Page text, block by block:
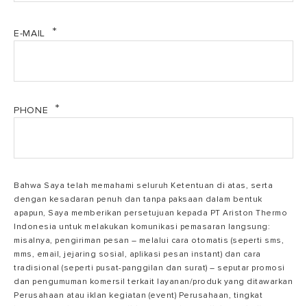
E-MAIL
PHONE
Bahwa Saya telah memahami seluruh Ketentuan di atas, serta
dengan kesadaran penuh dan tanpa paksaan dalam bentuk
apapun, Saya memberikan persetujuan kepada PT Ariston Thermo
Indonesia untuk melakukan komunikasi pemasaran langsung:
misalnya, pengiriman pesan – melalui cara otomatis (seperti sms,
mms, email, jejaring sosial, aplikasi pesan instant) dan cara
tradisional (seperti pusat-panggilan dan surat) – seputar promosi
dan pengumuman komersil terkait layanan/produk yang ditawarkan
Perusahaan atau iklan kegiatan (event) Perusahaan, tingkat